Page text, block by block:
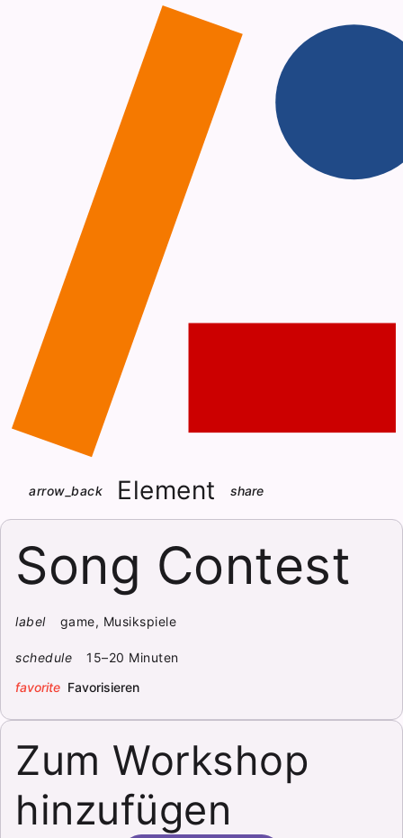
arrow_back Element share
Song Contest
label game, Musikspiele
schedule
15–20 Minuten
favorite Favorisieren
Zum Workshop
hinzufügen